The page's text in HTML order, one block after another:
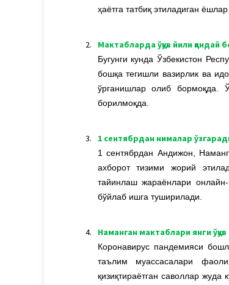
ҳаётга татбиқ этиладиган
2. Мактабларда ўқув йили
Бугунги кунда Ўзбекистон
бошқа тегишли вазирлик ва
ўрганишлар олиб бормоқда.
борилмоқда.
3. 1 сентябрдан нималар
1 сентябрдан Андижон,
ахборот тизими жорий
тайинлаш жараёнлари
бўйлаб ишга туширилади.
4. Наманган мактаблари янги
Коронавирус пандемияси
таълим муассасалари
қизиқтираётган саволлар